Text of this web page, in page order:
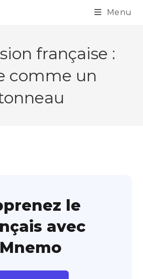
Menu
française :
comme un
le
avec
Mnemo